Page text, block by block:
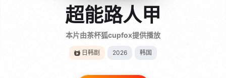
超能路人甲
本片由茶杯狐cupfox提供播放
日韩剧 2026 韩国